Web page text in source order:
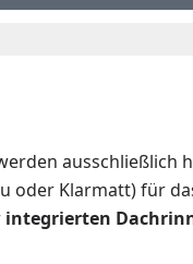
ausschließlich
oder Klarmatt) für
integrierten